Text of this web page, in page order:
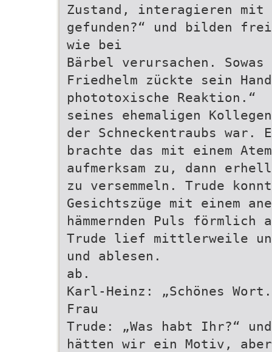
Zustand, interagieren mit
gefunden?“ und bilden
wie bei
Bärbel verursachen. Sowas
Friedhelm zückte sein
phototoxische Reaktion.“
seines ehemaligen
der Schneckentraubs
brachte das mit einem
aufmerksam zu, dann
zu versemmeln. Trude
Gesichtszüge mit einem
hämmernden Puls förmlich
Trude lief mittlerweile
und ablesen.
ab.
Karl-Heinz: „Schönes
Frau
Trude: „Was habt Ihr?“
hätten wir ein Motiv, aber